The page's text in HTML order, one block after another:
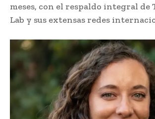
meses, con el respaldo integral de
Lab y sus extensas redes